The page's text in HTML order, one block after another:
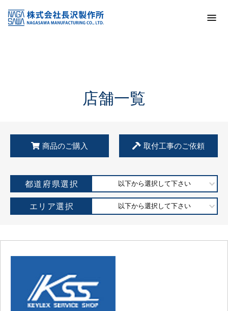
KSS加盟店・取扱店情報
店舗一覧
店舗一覧
商品のご購入 取付工事のご依頼
都道府県選択 以下から選択して下さい
エリア選択 以下から選択して下さい